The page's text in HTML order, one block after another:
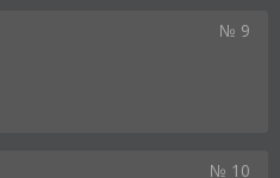
№ 9
№ 10